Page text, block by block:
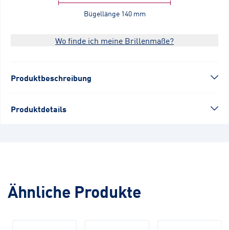
Bügellänge 140 mm
Wo finde ich meine Brillenmaße?
Produktbeschreibung
Produktdetails
Ähnliche Produkte